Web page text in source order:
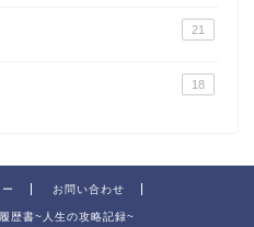
21
18
お問い合わせ
書~人生の攻略記録~